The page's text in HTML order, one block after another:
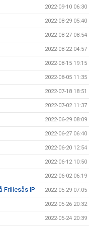
2022-09-10 06:30
2022-08-29 05:40
2022-08-27 08:54
2022-08-22 04:57
2022-08-15 19:15
2022-08-05 11:35
2022-07-18 18:51
2022-07-02 11:37
2022-06-29 08:09
2022-06-27 06:40
2022-06-20 12:54
2022-06-12 10:50
2022-06-02 06:19
Frillesås IP 2022-05-29 07:05
2022-05-26 20:32
2022-05-24 20:39